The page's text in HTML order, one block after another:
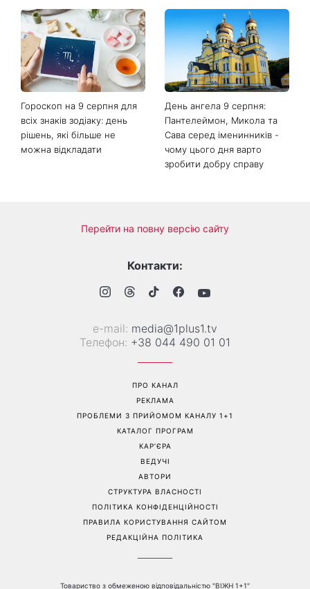
Гороскоп на 9 серпня для
всіх знаків зодіаку: день
рішень, які більше не
можна відкладати
День ангела 9 серпня:
Пантелеймон, Микола та
Сава серед іменинників -
чому цього дня варто
зробити добру справу
Перейти на повну версію сайту
Контакти:
е-mail: media@1plus1.tv
Телефон: +38 044 490 01 01
ПРО КАНАЛ
РЕКЛАМА
ПРОБЛЕМИ З ПРИЙОМОМ КАНАЛУ 1+1
КАТАЛОГ ПРОГРАМ
КАР’ЄРА
ВЕДУЧІ
АВТОРИ
СТРУКТУРА ВЛАСНОСТІ
ПОЛІТИКА КОНФІДЕНЦІЙНОСТІ
ПРАВИЛА КОРИСТУВАННЯ САЙТОМ
РЕДАКЦІЙНА ПОЛІТИКА
Товариство з обмеженою відповідальністю "ВІЖН 1+1"